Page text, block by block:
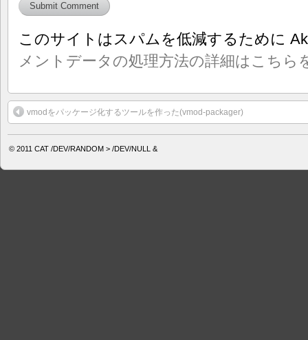
このサイトはスパムを低減するために
メントデータの処理方法の詳細はこちら
vmodをパッケージ化するツールを作った(vmod-packager)
© 2011 CAT /DEV/RANDOM > /DEV/NULL &